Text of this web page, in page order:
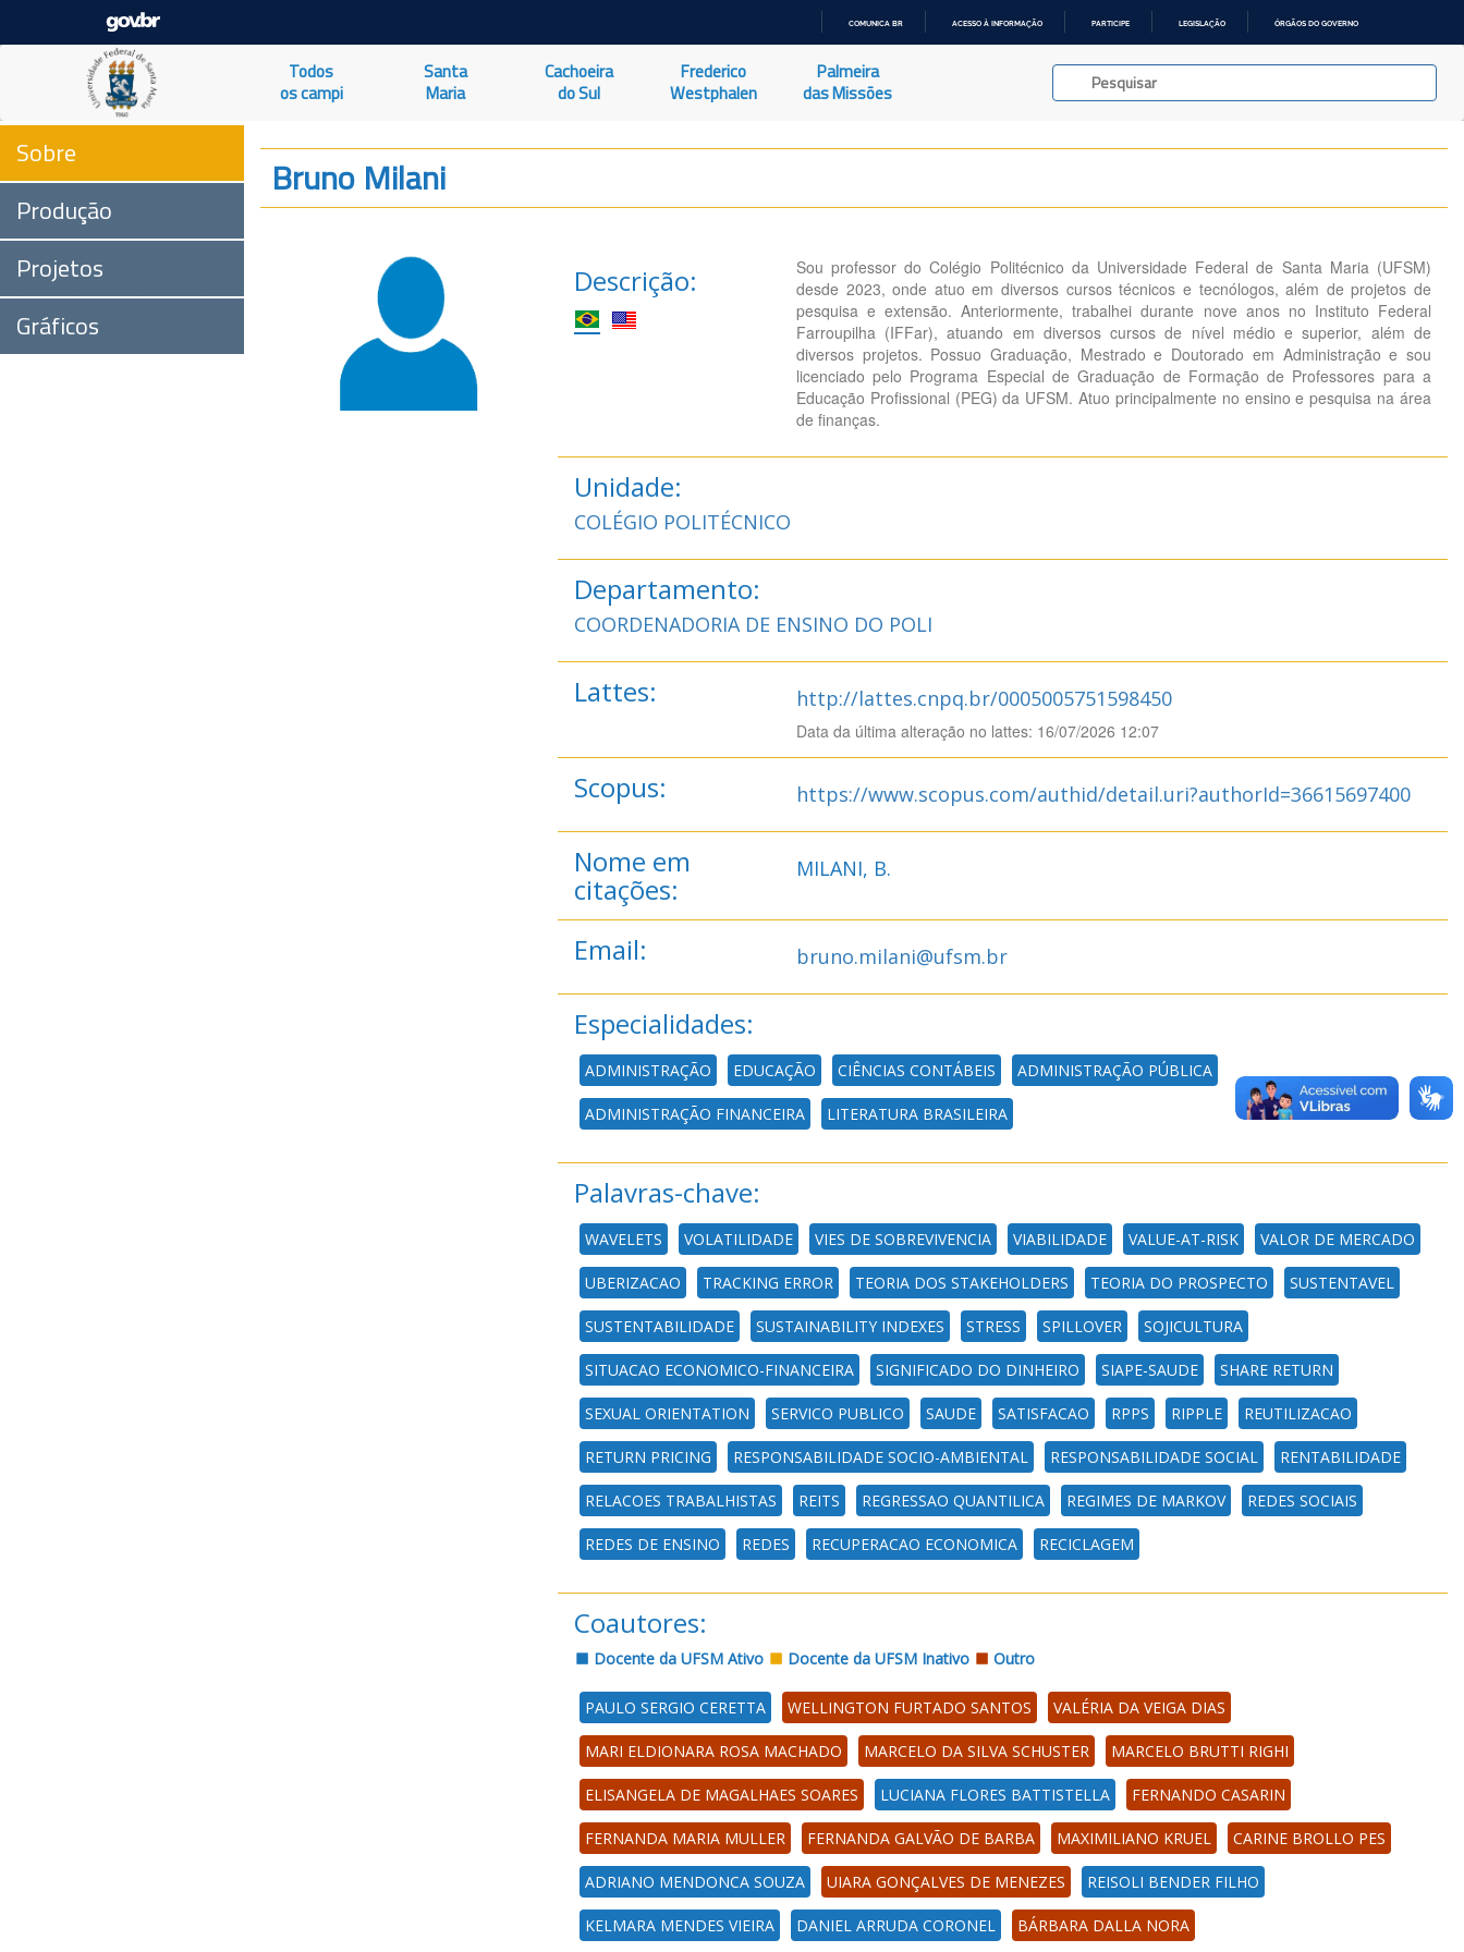
O
COMUNICA BR ACESSO À INFORMAÇÃO PARTICIPE LEGISLAÇÃO ÓRGÃOS DO GOVERNO
Todos
os campi
Santa
Maria
Cachoeira
do Sul
Frederico
Westphalen
Palmeira
das Missões
Sobre
Produção
Projetos
Gráficos
Bruno Milani
Descrição:
Sou professor do Colégio Politécnico da Universidade Federal de Santa Maria (UFSM)
desde 2023, onde atuo em diversos cursos técnicos e tecnólogos, além de projetos de
pesquisa e extensão. Anteriormente, trabalhei durante nove anos no Instituto Federal
Farroupilha (IFFar), atuando em diversos cursos de nível médio e superior, além de
diversos projetos. Possuo Graduação, Mestrado e Doutorado em Administração e sou
licenciado pelo Programa Especial de Graduação de Formação de Professores para a
Educação Profissional (PEG) da UFSM. Atuo principalmente no ensino e pesquisa na área
de finanças.
Unidade:
COLÉGIO POLITÉCNICO
Departamento:
COORDENADORIA DE ENSINO DO POLI
Lattes: http://lattes.cnpq.br/0005005751598450
Data da última alteração no lattes: 16/07/2026 12:07
Scopus: https://www.scopus.com/authid/detail.uri?authorId=36615697400
Nome em
citações:
MILANI, B.
Email: bruno.milani@ufsm.br
Especialidades:
ADMINISTRAÇÃO EDUCAÇÃO CIÊNCIAS CONTÁBEIS ADMINISTRAÇÃO PÚBLICA
ADMINISTRAÇÃO FINANCEIRA LITERATURA BRASILEIRA
Palavras-chave:
WAVELETS VOLATILIDADE VIES DE SOBREVIVENCIA VIABILIDADE VALUE-AT-RISK VALOR DE MERCADO
UBERIZACAO TRACKING ERROR TEORIA DOS STAKEHOLDERS TEORIA DO PROSPECTO SUSTENTAVEL
SUSTENTABILIDADE SUSTAINABILITY INDEXES STRESS SPILLOVER SOJICULTURA
SITUACAO ECONOMICO-FINANCEIRA SIGNIFICADO DO DINHEIRO SIAPE-SAUDE SHARE RETURN
SEXUAL ORIENTATION SERVICO PUBLICO SAUDE SATISFACAO RPPS RIPPLE REUTILIZACAO
RETURN PRICING RESPONSABILIDADE SOCIO-AMBIENTAL RESPONSABILIDADE SOCIAL RENTABILIDADE
RELACOES TRABALHISTAS REITS REGRESSAO QUANTILICA REGIMES DE MARKOV REDES SOCIAIS
REDES DE ENSINO REDES RECUPERACAO ECONOMICA RECICLAGEM
Coautores:
Docente da UFSM Ativo Docente da UFSM Inativo Outro
PAULO SERGIO CERETTA WELLINGTON FURTADO SANTOS VALÉRIA DA VEIGA DIAS
MARI ELDIONARA ROSA MACHADO MARCELO DA SILVA SCHUSTER MARCELO BRUTTI RIGHI
ELISANGELA DE MAGALHAES SOARES LUCIANA FLORES BATTISTELLA FERNANDO CASARIN
FERNANDA MARIA MULLER FERNANDA GALVÃO DE BARBA MAXIMILIANO KRUEL CARINE BROLLO PES
ADRIANO MENDONCA SOUZA UIARA GONÇALVES DE MENEZES REISOLI BENDER FILHO
KELMARA MENDES VIEIRA DANIEL ARRUDA CORONEL BÁRBARA DALLA NORA